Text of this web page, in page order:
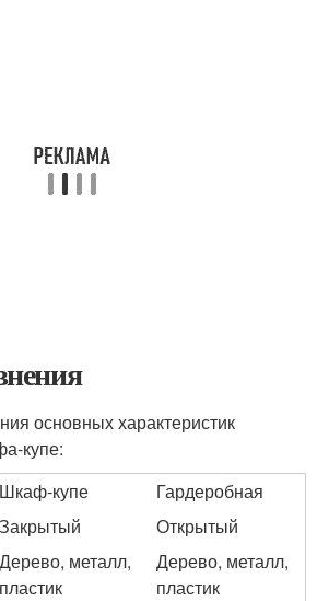
основных характеристик
купе:
Шкаф-купе
Гардеробная
Закрытый
Открытый
Дерево, металл,
пластик
Дерево, металл,
пластик